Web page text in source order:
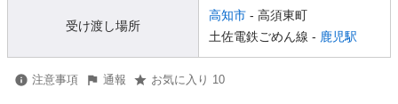
受け渡し場所
高知市 - 高須東町
土佐電鉄ごめん線 - 鹿児駅
注意事項 通報 お気に入り 10